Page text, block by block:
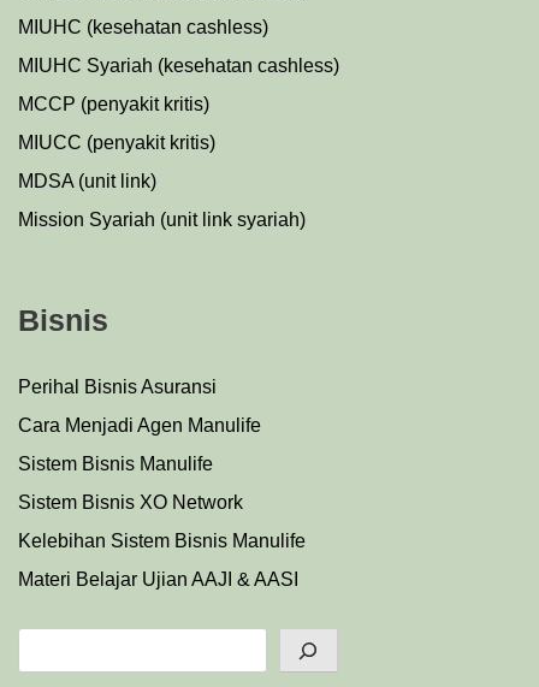
MIUHC (kesehatan cashless)
MIUHC Syariah (kesehatan cashless)
MCCP (penyakit kritis)
MIUCC (penyakit kritis)
MDSA (unit link)
Mission Syariah (unit link syariah)
Bisnis
Perihal Bisnis Asuransi
Cara Menjadi Agen Manulife
Sistem Bisnis Manulife
Sistem Bisnis XO Network
Kelebihan Sistem Bisnis Manulife
Materi Belajar Ujian AAJI & AASI